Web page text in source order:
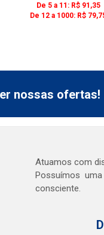
De 5 a 11: R$ 91,35
De 12 a 1000: R$
nossas ofertas!
Atuamos com
Possuímos
consciente.